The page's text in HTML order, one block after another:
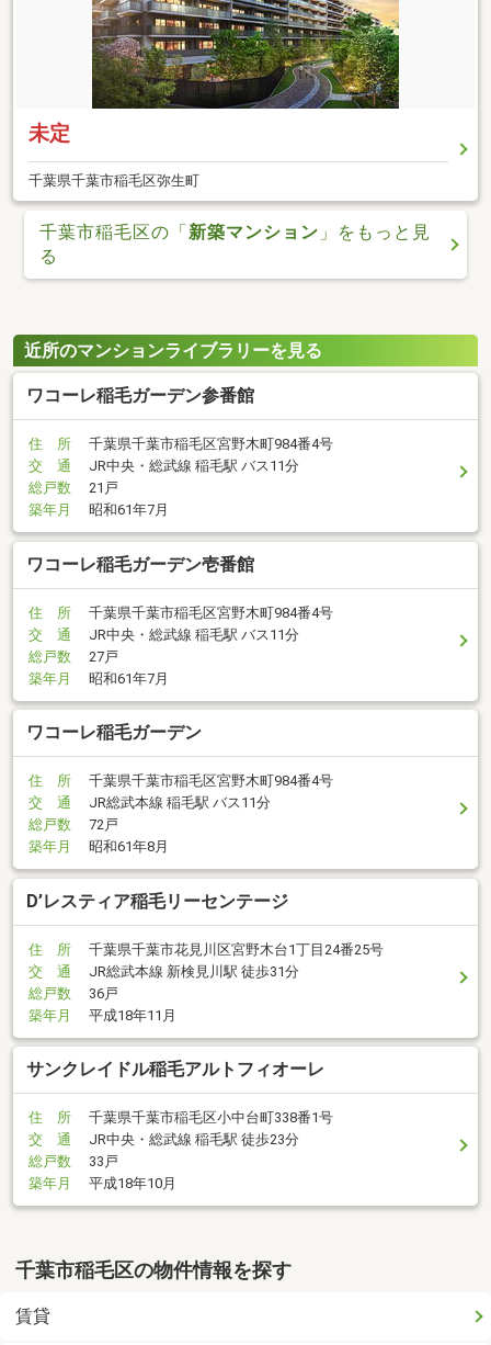
未定
千葉県千葉市稲毛区弥生町
千葉市稲毛区の「新築マンション 」をもっと見
る
近所のマンションライブラリーを見る
ワコーレ稲毛ガーデン参番館
住 所
千葉県千葉市稲毛区宮野木町984番4号
交 通
JR中央・総武線 稲毛駅 バス11分
総戸数
21戸
築年月
昭和61年7月
ワコーレ稲毛ガーデン壱番館
住 所
千葉県千葉市稲毛区宮野木町984番4号
交 通
JR中央・総武線 稲毛駅 バス11分
総戸数
27戸
築年月
昭和61年7月
ワコーレ稲毛ガーデン
住 所
千葉県千葉市稲毛区宮野木町984番4号
交 通
JR総武本線 稲毛駅 バス11分
総戸数
72戸
築年月
昭和61年8月
D’レスティア稲毛リーセンテージ
住 所
千葉県千葉市花見川区宮野木台1丁目24番25号
交 通
JR総武本線 新検見川駅 徒歩31分
総戸数
36戸
築年月
平成18年11月
サンクレイドル稲毛アルトフィオーレ
住 所
千葉県千葉市稲毛区小中台町338番1号
交 通
JR中央・総武線 稲毛駅 徒歩23分
総戸数
33戸
築年月
平成18年10月
千葉市稲毛区の物件情報を探す
賃貸